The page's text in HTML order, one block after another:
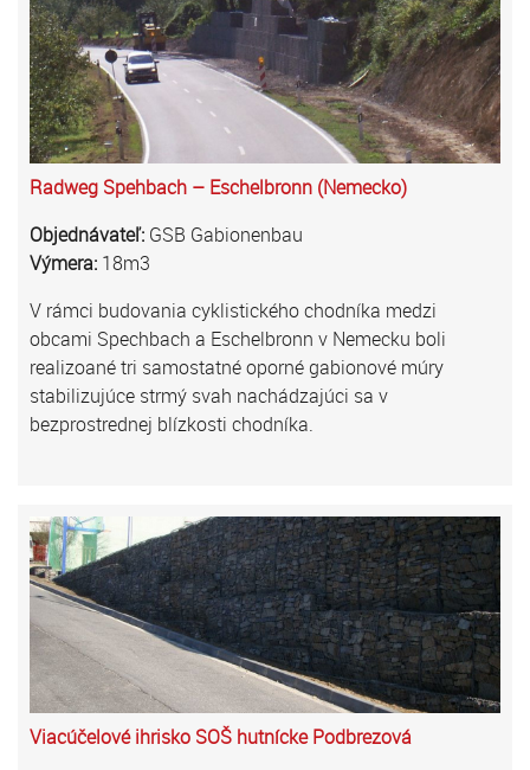
Radweg Spehbach – Eschelbronn (Nemecko)
Objednávateľ: GSB Gabionenbau
Výmera: 18m3
V rámci budovania cyklistického chodníka medzi
obcami Spechbach a Eschelbronn v Nemecku boli
realizoané tri samostatné oporné gabionové múry
stabilizujúce strmý svah nachádzajúci sa v
bezprostrednej blízkosti chodníka.
Viacúčelové ihrisko SOŠ hutnícke Podbrezová